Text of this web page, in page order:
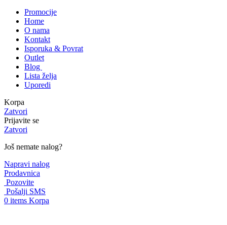
Promocije
Home
O nama
Kontakt
Isporuka & Povrat
Outlet
Blog
Lista želja
Uporedi
Korpa
Zatvori
Prijavite se
Zatvori
Još nemate nalog?
Napravi nalog
Prodavnica
Pozovite
Pošalji SMS
0 items Korpa